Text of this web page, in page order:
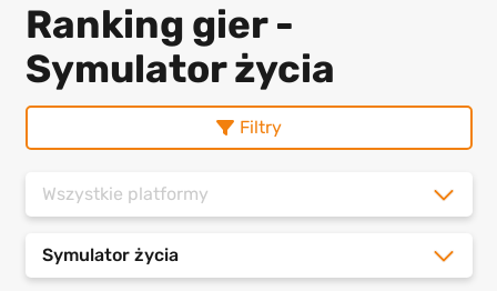
Ranking gier -
Symulator życia
Filtry
Wszystkie platformy
Symulator życia